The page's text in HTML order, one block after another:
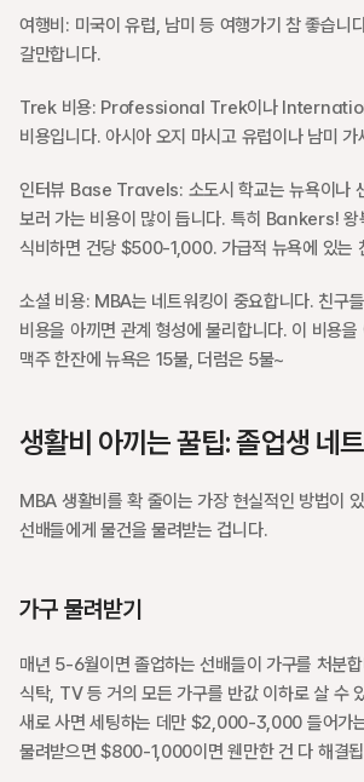
여행비: 미국이 유럽, 남미 등 여행가기 참 좋습니
갈만합니다.
Trek 비용: Professional Trek이나
비용입니다. 아시아 오지 마시고 유럽이나 남미 가
인터뷰 Base Travels: 소도시 학교는 뉴욕이나
보러 가는 비용이 많이 듭니다. 특히 Bankers!
식비하면 건당 $500-1,000. 가급적 뉴욕에 있는
소셜 비용: MBA는 네트워킹이 중요합니다. 친구
비용을 아끼면 관계 형성에 불리합니다. 이 비용
맥주 한잔에 뉴욕은 15불, 더럼은 5불~
생활비 아끼는 꿀팁: 졸업생 네
MBA 생활비를 확 줄이는 가장 현실적인 방법이
선배들에게 물건을 물려받는 겁니다.
가구 물려받기
매년 5-6월이면 졸업하는 선배들이 가구를 처분
식탁, TV 등 거의 모든 가구를 반값 이하로 살 수
새로 사면 세팅하는 데만 $2,000-3,000 들어가
물려받으면 $800-1,000이면 웬만한 건 다 해결